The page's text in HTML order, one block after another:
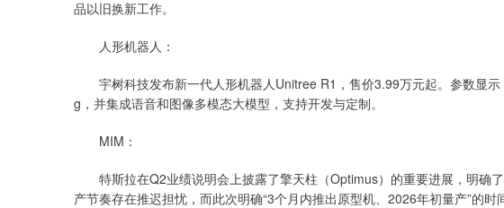
品以旧换新工作。
人形机器人：
宇树科技发布新一代人形机器人Unitree R1，售价3.99万元起。参数显示
g，并集成语音和图像多模态大模型，支持开发与定制。
MIM：
特斯拉在Q2业绩说明会上披露了擎天柱（Optimus）的重要进展，明确
产节奏存在推迟担忧，而此次明确“3个月内推出原型机、2026年初量产”的